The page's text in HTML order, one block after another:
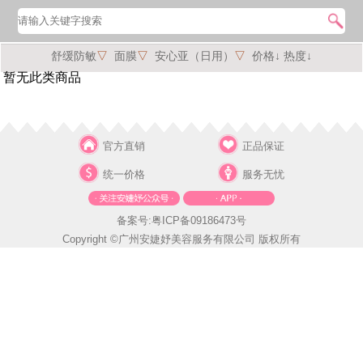
舒缓防敏▽ 面膜▽ 安心亚（日用） ▽ 价格↓ 热度↓
暂无此类商品
官方直销
统一价格
正品保证
服务无忧
备案号:粤ICP备09186473号
Copyright ©广州安婕妤美容服务有限公司 版权所有